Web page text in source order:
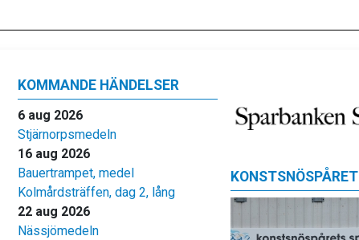
KOMMANDE HÄNDELSER
6 aug 2026
Stjärnorpsmedeln
16 aug 2026
Bauertrampet, medel
Kolmårdsträffen, dag 2, lång
22 aug 2026
Nässjömedeln
KONSTSNÖSPÅRET